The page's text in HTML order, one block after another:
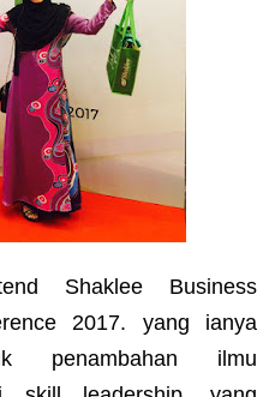
Shaklee Business
2017. yang ianya
penambahan ilmu